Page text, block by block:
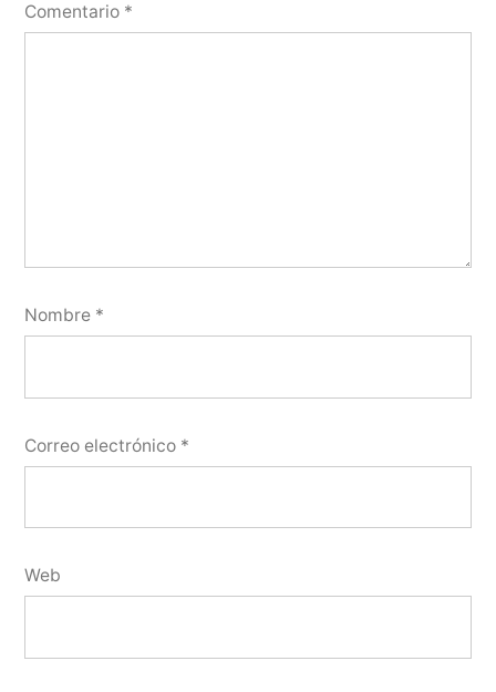
Comentario *
Nombre *
Correo electrónico *
Web